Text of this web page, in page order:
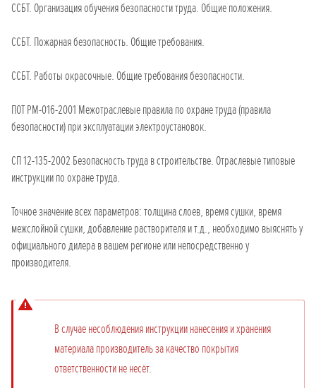
ССБТ. Организация обучения безопасности труда. Общие положения.
ССБТ. Пожарная безопасность. Общие требования.
ССБТ. Работы окрасочные. Общие требования безопасности.
ПОТ РМ-016-2001 Межотраслевые правила по охране труда (правила
безопасности) при эксплуатации электроустановок.
СП 12-135-2002 Безопасность труда в строительстве. Отраслевые типовые
инструкции по охране труда.
Точное значение всех параметров: толщина слоев, время сушки, время
межслойной сушки, добавление растворителя и т.д., необходимо выяснять у
официального дилера в вашем регионе или непосредственно у
производителя.
В случае несоблюдения инструкции нанесения и хранения
материала производитель за качество покрытия
ответственности не несёт.